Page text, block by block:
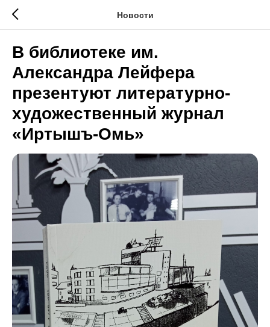
Новости
В библиотеке им.
Александра Лейфера
презентуют литературно-
художественный журнал
«Иртышъ-Омь»